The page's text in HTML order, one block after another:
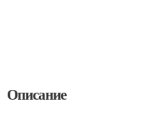
Описание